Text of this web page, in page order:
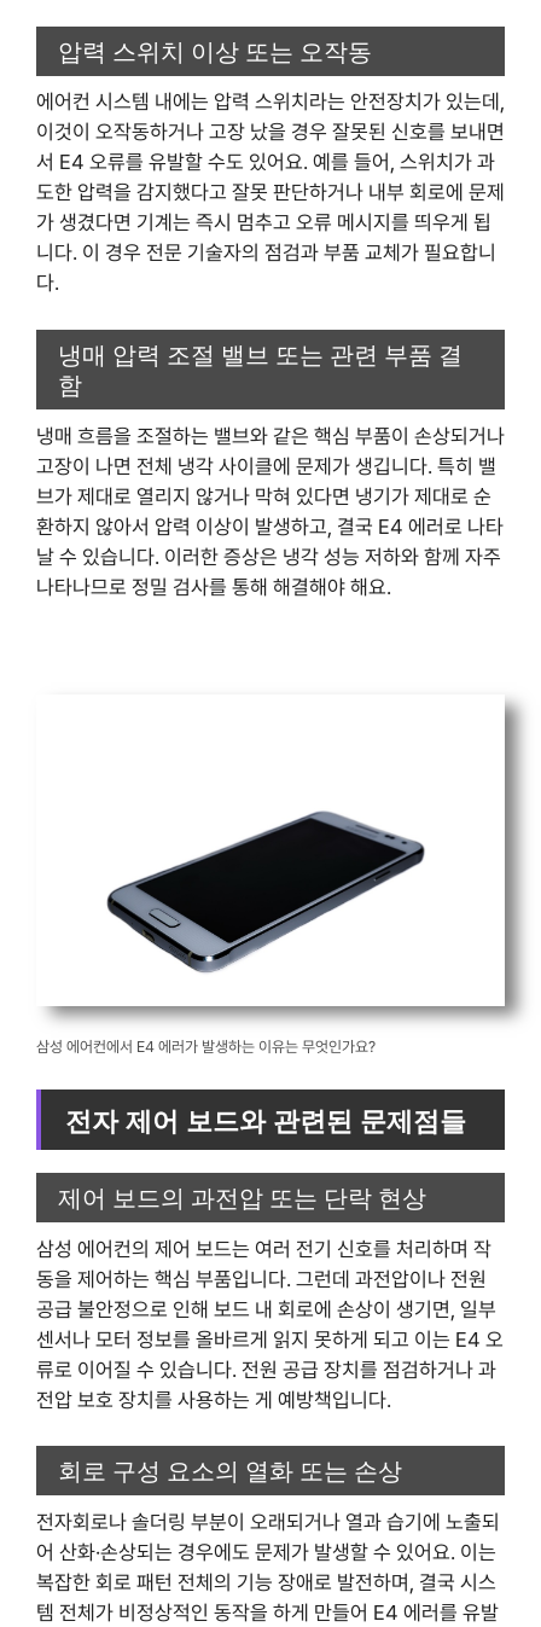
압력 스위치 이상 또는 오작동
에어컨 시스템 내에는 압력 스위치라는 안전장치가 있는데,
이것이 오작동하거나 고장 났을 경우 잘못된 신호를 보내면
서 E4 오류를 유발할 수도 있어요. 예를 들어, 스위치가 과
도한 압력을 감지했다고 잘못 판단하거나 내부 회로에 문제
가 생겼다면 기계는 즉시 멈추고 오류 메시지를 띄우게 됩
니다. 이 경우 전문 기술자의 점검과 부품 교체가 필요합니
다.
냉매 압력 조절 밸브 또는 관련 부품 결
함
냉매 흐름을 조절하는 밸브와 같은 핵심 부품이 손상되거나
고장이 나면 전체 냉각 사이클에 문제가 생깁니다. 특히 밸
브가 제대로 열리지 않거나 막혀 있다면 냉기가 제대로 순
환하지 않아서 압력 이상이 발생하고, 결국 E4 에러로 나타
날 수 있습니다. 이러한 증상은 냉각 성능 저하와 함께 자주
나타나므로 정밀 검사를 통해 해결해야 해요.
삼성 에어컨에서 E4 에러가 발생하는 이유는 무엇인가요?
전자 제어 보드와 관련된 문제점들
제어 보드의 과전압 또는 단락 현상
삼성 에어컨의 제어 보드는 여러 전기 신호를 처리하며 작
동을 제어하는 핵심 부품입니다. 그런데 과전압이나 전원
공급 불안정으로 인해 보드 내 회로에 손상이 생기면, 일부
센서나 모터 정보를 올바르게 읽지 못하게 되고 이는 E4 오
류로 이어질 수 있습니다. 전원 공급 장치를 점검하거나 과
전압 보호 장치를 사용하는 게 예방책입니다.
회로 구성 요소의 열화 또는 손상
전자회로나 솔더링 부분이 오래되거나 열과 습기에 노출되
어 산화·손상되는 경우에도 문제가 발생할 수 있어요. 이는
복잡한 회로 패턴 전체의 기능 장애로 발전하며, 결국 시스
템 전체가 비정상적인 동작을 하게 만들어 E4 에러를 유발